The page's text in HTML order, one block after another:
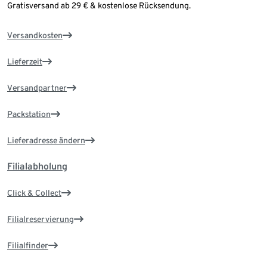
Gratisversand ab 29 € & kostenlose Rücksendung.
Versandkosten
Lieferzeit
Versandpartner
Packstation
Lieferadresse ändern
Filialabholung
Click & Collect
Filialreservierung
Filialfinder